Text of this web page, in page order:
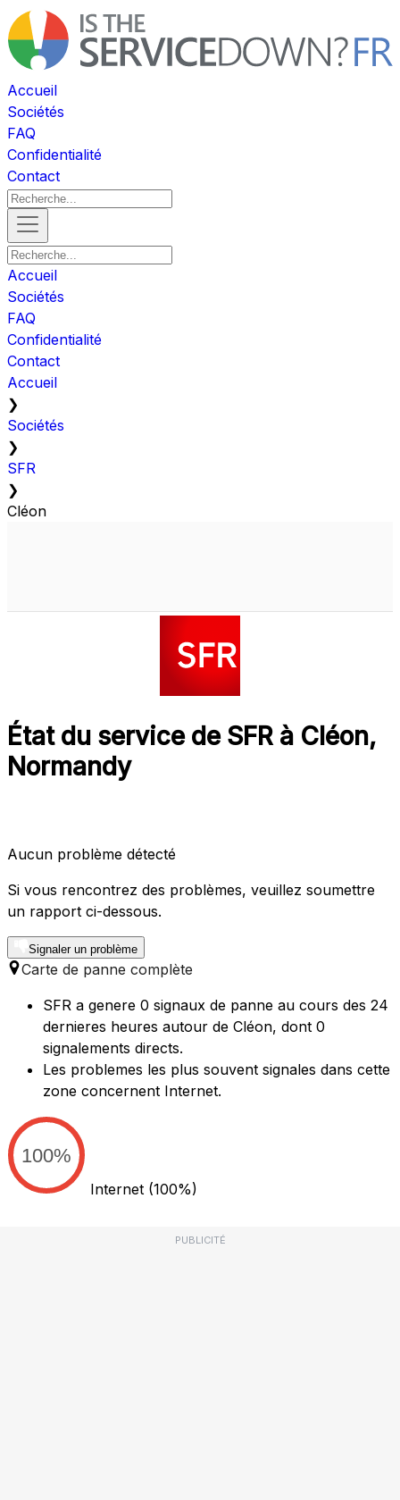
Accueil
Sociétés
FAQ
Confidentialité
Contact
Accueil
Sociétés
FAQ
Confidentialité
Contact
Accueil
❯
Sociétés
❯
SFR
❯
Cléon
État du service de SFR à Cléon,
Normandy
Aucun problème détecté
Si vous rencontrez des problèmes, veuillez soumettre
un rapport ci-dessous.
Signaler un problème
Carte de panne complète
SFR a genere 0 signaux de panne au cours des 24
dernieres heures autour de Cléon, dont 0
signalements directs.
Les problemes les plus souvent signales dans cette
zone concernent Internet.
100%
Internet (100%)
PUBLICITÉ